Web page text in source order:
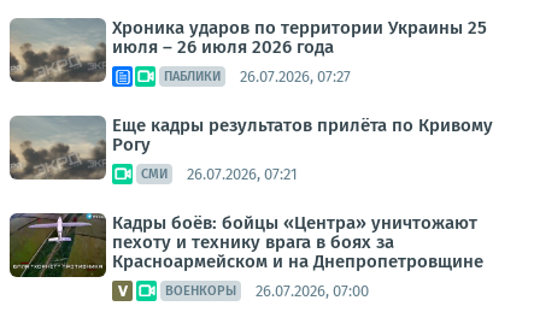
Хроника ударов по территории Украины 25
июля – 26 июля 2026 года
ПАБЛИКИ 26.07.2026, 07:27
Еще кадры результатов прилёта по Кривому
Рогу
СМИ 26.07.2026, 07:21
Кадры боёв: бойцы «Центра» уничтожают
пехоту и технику врага в боях за
Красноармейском и на Днепропетровщине
ВОЕНКОРЫ 26.07.2026, 07:00